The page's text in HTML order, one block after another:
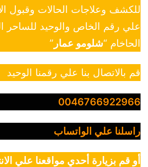
للكشف وعلاجات الحالات وقبول
علي رقم الخاص والوحيد للساحر
الحاخام “شلومو عمار ”
قم بالاتصال بنا علي رقمنا الوحيد
0046766922966
راسلنا علي الواتساب
أو قم بزيارة أحدي مواقعنا علي